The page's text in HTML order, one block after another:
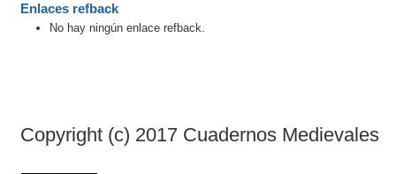
Enlaces refback
No hay ningún enlace refback.
Copyright (c) 2017 Cuadernos Medievales